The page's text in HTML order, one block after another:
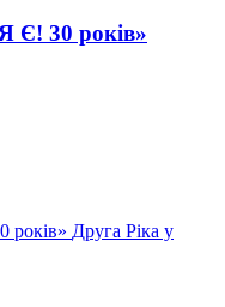
Є! 30 років»
років» Друга Ріка у